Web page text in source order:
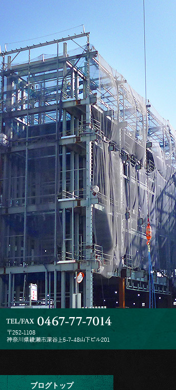
ブログトップ